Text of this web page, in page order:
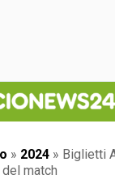
» 2024 » Biglietti
match